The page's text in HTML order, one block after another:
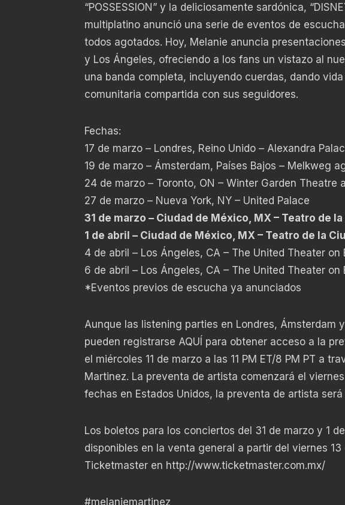
“POSSESSION” y la deliciosamente sardónica,
multiplatino anunció una serie de eventos de
todos agotados. Hoy, Melanie anuncia
y Los Ángeles, ofreciendo a los fans un vistazo al
una banda completa, incluyendo cuerdas, dando
comunitaria compartida con sus seguidores.
Fechas:
17 de marzo – Londres, Reino Unido – Alexandra
19 de marzo – Ámsterdam, Países Bajos – Melkweg
24 de marzo – Toronto, ON – Winter Garden Theatre
27 de marzo – Nueva York, NY – United Palace
31 de marzo – Ciudad de México, MX – Teatro de
1 de abril – Ciudad de México, MX – Teatro de la
4 de abril – Los Ángeles, CA – The United Theater on
6 de abril – Los Ángeles, CA – The United Theater on
*Eventos previos de escucha ya anunciados
Aunque las listening parties en Londres, Ámsterdam
pueden registrarse AQUÍ para obtener acceso a la
el miércoles 11 de marzo a las 11 PM ET/8 PM PT a
Martinez. La preventa de artista comenzará el
fechas en Estados Unidos, la preventa de artista
Los boletos para los conciertos del 31 de marzo y 1
disponibles en la venta general a partir del viernes
Ticketmaster en http://www.ticketmaster.com.mx/
#melaniemartinez